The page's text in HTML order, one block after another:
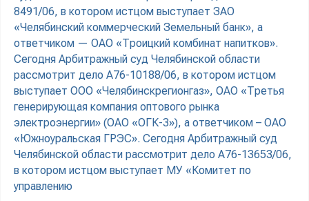
8491/06, в котором истцом выступает ЗАО
«Челябинский коммерческий Земельный банк», а
ответчиком — ОАО «Троицкий комбинат напитков».
Сегодня Арбитражный суд Челябинской области
рассмотрит дело А76-10188/06, в котором истцом
выступает ООО «Челябинскрегионгаз», ОАО «Третья
генерирующая компания оптового рынка
электроэнергии» (ОАО «ОГК-3»), а ответчиком – ОАО
«Южноуральская ГРЭС». Сегодня Арбитражный суд
Челябинской области рассмотрит дело А76-13653/06,
в котором истцом выступает МУ «Комитет по
управлению